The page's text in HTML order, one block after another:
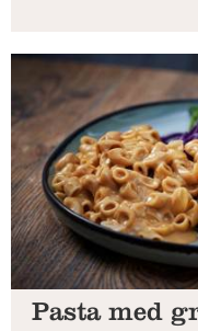
Pasta med